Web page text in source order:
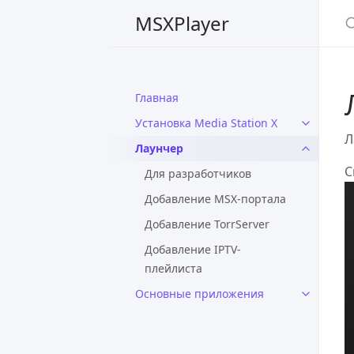
MSXPlayer
Главная
Установка Media Station X
Лаунчер
Для разработчиков
Добавление MSX-портала
Добавление TorrServer
Добавление IPTV-
плейлиста
Основные приложения